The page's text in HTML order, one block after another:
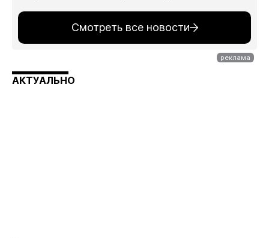
Смотреть все новости
АКТУАЛЬНО